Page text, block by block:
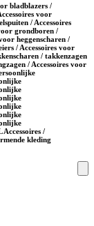
bladblazers /
voor
/ Accessoires
grondboren /
heggenscharen /
/ Accessoires voor
/ takkenzagen
/ Accessoires voor
/
kleding